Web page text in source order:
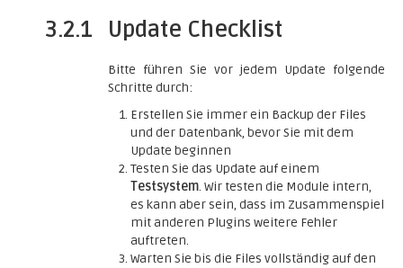
3.2.1 Update Checklist
Bitte führen Sie vor jedem Update folgende
Schritte durch:
Erstellen Sie immer ein Backup der Files
und der Datenbank, bevor Sie mit dem
Update beginnen
Testen Sie das Update auf einem
Testsystem. Wir testen die Module intern,
es kann aber sein, dass im Zusammenspiel
mit anderen Plugins weitere Fehler
auftreten.
Warten Sie bis die Files vollständig auf den